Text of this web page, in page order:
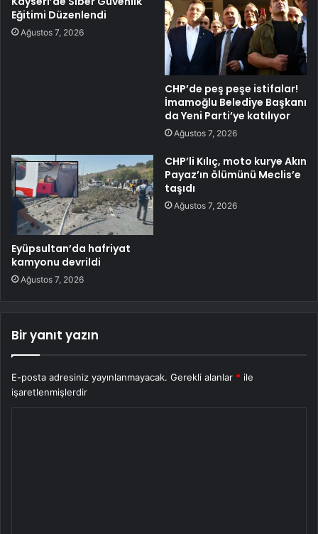
Eğitimi Düzenlendi
Ağustos 7, 2026
CHP’de peş peşe istifalar!
İmamoğlu Belediye Başkanı
da Yeni Parti’ye katılıyor
Ağustos 7, 2026
Eyüpsultan’da hafriyat
kamyonu devrildi
Ağustos 7, 2026
CHP’li Kılıç, moto kurye Akın
Payaz’ın ölümünü Meclis’e
taşıdı
Ağustos 7, 2026
Bir yanıt yazın
E-posta adresiniz yayınlanmayacak. Gerekli alanlar * ile
işaretlenmişlerdir